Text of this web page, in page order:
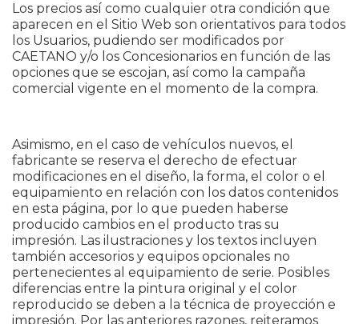
Los precios así como cualquier otra condición que
aparecen en el Sitio Web son orientativos para todos
los Usuarios, pudiendo ser modificados por
CAETANO y/o los Concesionarios en función de las
opciones que se escojan, así como la campaña
comercial vigente en el momento de la compra.
Asimismo, en el caso de vehículos nuevos, el
fabricante se reserva el derecho de efectuar
modificaciones en el diseño, la forma, el color o el
equipamiento en relación con los datos contenidos
en esta página, por lo que pueden haberse
producido cambios en el producto tras su
impresión. Las ilustraciones y los textos incluyen
también accesorios y equipos opcionales no
pertenecientes al equipamiento de serie. Posibles
diferencias entre la pintura original y el color
reproducido se deben a la técnica de proyección e
impresión. Por las anteriores razones, reiteramos